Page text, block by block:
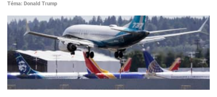
Téma: Donald Trump